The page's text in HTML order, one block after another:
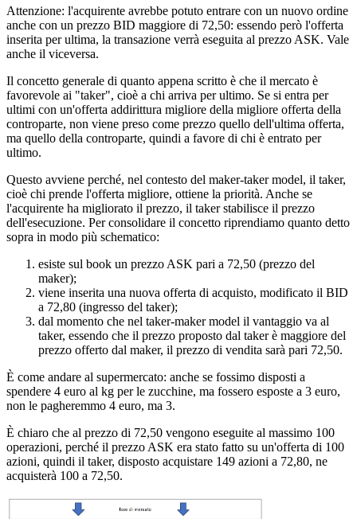
Attenzione: l'acquirente avrebbe potuto entrare con un nuovo ordine
anche con un prezzo BID maggiore di 72,50: essendo però l'offerta
inserita per ultima, la transazione verrà eseguita al prezzo ASK. Vale
anche il viceversa.
Il concetto generale di quanto appena scritto è che il mercato è
favorevole ai "taker", cioè a chi arriva per ultimo. Se si entra per
ultimi con un'offerta addirittura migliore della migliore offerta della
controparte, non viene preso come prezzo quello dell'ultima offerta,
ma quello della controparte, quindi a favore di chi è entrato per
ultimo.
Questo avviene perché, nel contesto del maker-taker model, il taker,
cioè chi prende l'offerta migliore, ottiene la priorità. Anche se
l'acquirente ha migliorato il prezzo, il taker stabilisce il prezzo
dell'esecuzione. Per consolidare il concetto riprendiamo quanto detto
sopra in modo più schematico:
esiste sul book un prezzo ASK pari a 72,50 (prezzo del
maker);
viene inserita una nuova offerta di acquisto, modificato il BID
a 72,80 (ingresso del taker);
dal momento che nel taker-maker model il vantaggio va al
taker, essendo che il prezzo proposto dal taker è maggiore del
prezzo offerto dal maker, il prezzo di vendita sarà pari 72,50.
È come andare al supermercato: anche se fossimo disposti a
spendere 4 euro al kg per le zucchine, ma fossero esposte a 3 euro,
non le pagheremmo 4 euro, ma 3.
È chiaro che al prezzo di 72,50 vengono eseguite al massimo 100
operazioni, perché il prezzo ASK era stato fatto su un'offerta di 100
azioni, quindi il taker, disposto acquistare 149 azioni a 72,80, ne
acquisterà 100 a 72,50.